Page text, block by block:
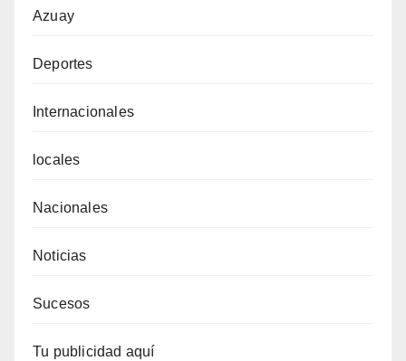
Azuay
Deportes
Internacionales
locales
Nacionales
Noticias
Sucesos
Tu publicidad aquí